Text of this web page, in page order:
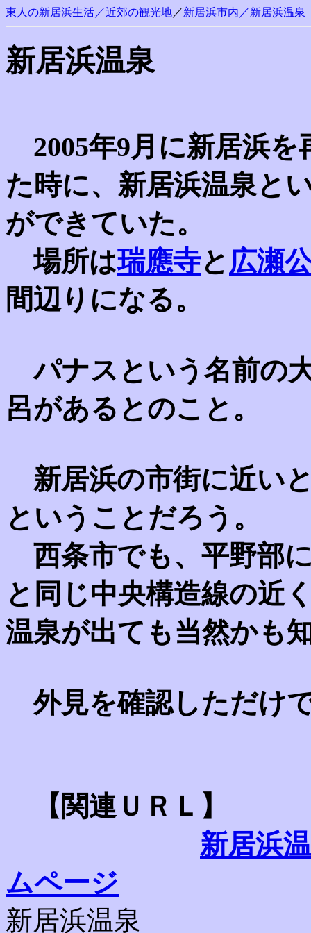
東人の新居浜生活／近郊の観光地／新居浜市内／新居浜温泉
新居浜温泉
2005年9月に新居浜を
た時に、新居浜温泉と
ができていた。
場所は瑞應寺と 広瀬
間辺りになる。
パナスという名前の
呂があるとのこと。
新居浜の市街に近い
ということだろう。
西条市でも、平野部
と同じ中央構造線の近
温泉が出ても当然かも
外見を確認しただけ
【関連ＵＲＬ】
新居浜
ムページ
新居浜温泉